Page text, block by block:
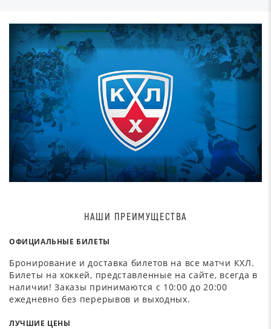
НАШИ ПРЕИМУЩЕСТВА
ОФИЦИАЛЬНЫЕ БИЛЕТЫ
Бронирование и доставка билетов на все матчи КХЛ.
Билеты на хоккей, представленные на сайте, всегда в
наличии! Заказы принимаются с 10:00 до 20:00
ежедневно без перерывов и выходных.
ЛУЧШИЕ ЦЕНЫ